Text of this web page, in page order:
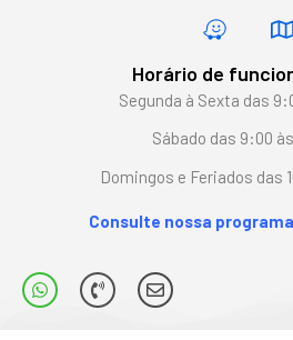
Horário de
Segunda à Sexta das
Sábado das 9:00
Domingos e Feriados das
Consulte nossa